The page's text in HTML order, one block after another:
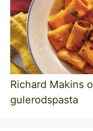
Richard Makins
gulerodspasta